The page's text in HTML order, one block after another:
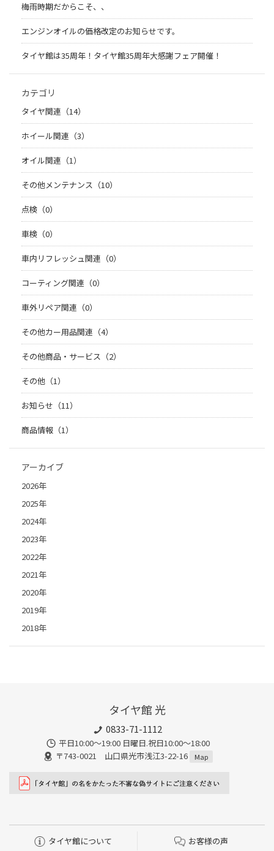
梅雨時期だからこそ、、
エンジンオイルの価格改定のお知らせです。
タイヤ館は35周年！タイヤ館35周年大感謝フェア開催！
カテゴリ
タイヤ関連（14）
ホイール関連（3）
オイル関連（1）
その他メンテナンス（10）
点検（0）
車検（0）
車内リフレッシュ関連（0）
コーティング関連（0）
車外リペア関連（0）
その他カー用品関連（4）
その他商品・サービス（2）
その他（1）
お知らせ（11）
商品情報（1）
アーカイブ
2026年
2025年
2024年
2023年
2022年
2021年
2020年
2019年
2018年
タイヤ館 光
0833-71-1112
平日10:00〜19:00 日曜日.祝日10:00〜18:00
〒743-0021 山口県光市浅江3-22-16
Map
タイヤ館について お客様の声